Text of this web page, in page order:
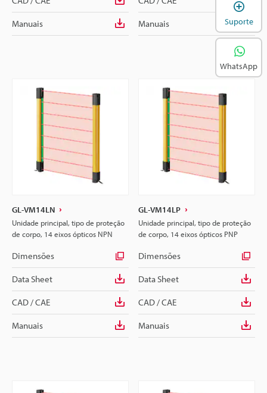
Manuais Manuais
GL-VM14LN
Unidade principal, tipo de proteção
de corpo, 14 eixos ópticos NPN
Dimensões
Data Sheet
CAD / CAE
Manuais
GL-VM14LP
Unidade principal, tipo de proteção
de corpo, 14 eixos ópticos PNP
Dimensões
Data Sheet
CAD / CAE
Manuais
Suporte
WhatsApp